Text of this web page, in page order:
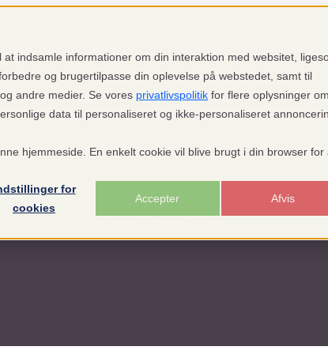
indsamle informationer om din interaktion med websitet,
og brugertilpasse din oplevelse på webstedet, samt til
andre medier. Se vores privatlivspolitik for flere oplysninger om
data til personaliseret og ikke-personaliseret
hjemmeside. En enkelt cookie vil blive brugt i din browser for
for
cookies
Accepter Afvis
Show submenu for
Hjælp Show submenu for translations DA